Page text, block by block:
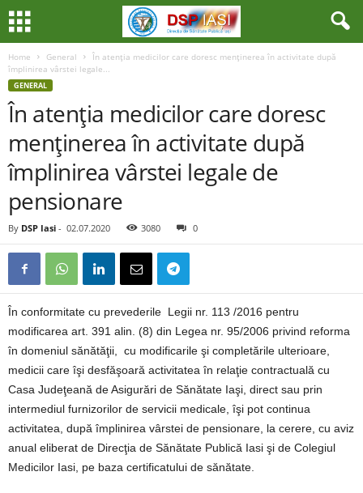
Home General
În atenţia medicilor care doresc menţinerea în activitate după
împlinirea vârstei legale...
GENERAL
În atenţia medicilor care doresc
menţinerea în activitate după
împlinirea vârstei legale de
pensionare
By DSP Iasi - 02.07.2020 3080 0
În conformitate cu prevederile Legii nr. 113 /2016 pentru
modificarea art. 391 alin. (8) din Legea nr. 95/2006 privind reforma
în domeniul sănătăţii, cu modificarile şi completările ulterioare,
medicii care îşi desfăşoară activitatea în relaţie contractuală cu
Casa Judeţeană de Asigurări de Sănătate Iaşi, direct sau prin
intermediul furnizorilor de servicii medicale, îşi pot continua
activitatea, după împlinirea vârstei de pensionare, la cerere, cu aviz
anual eliberat de Direcţia de Sănătate Publică Iasi şi de Colegiul
Medicilor Iasi, pe baza certificatului de sănătate.